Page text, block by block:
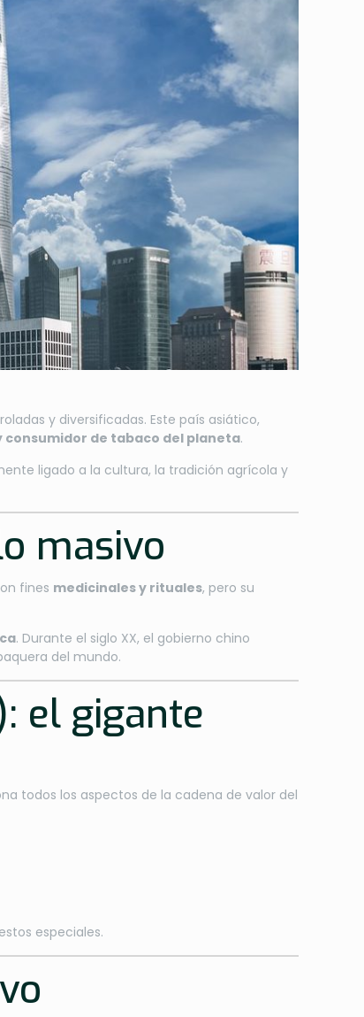
y diversificadas. Este país asiático,
de tabaco del planeta.
ligado a la cultura, la tradición agrícola y
masivo
fines medicinales y rituales, pero su
. Durante el siglo XX, el gobierno chino
del mundo.
el gigante
todos los aspectos de la cadena de valor del
especiales.